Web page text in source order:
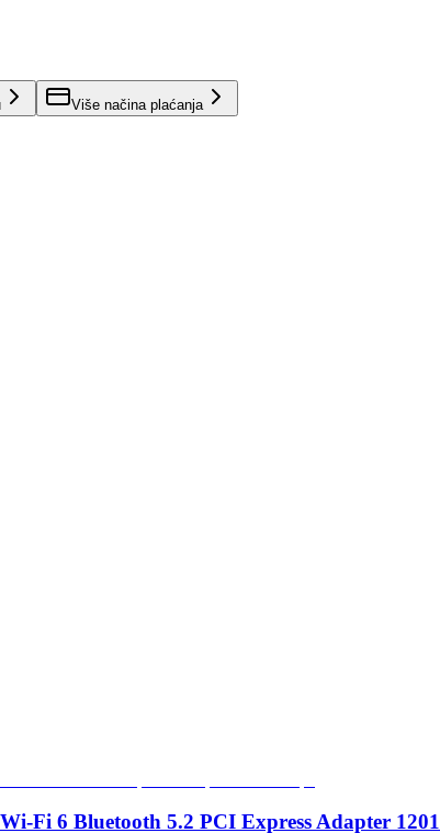
Više načina plaćanja
Fi 6 Bluetooth 5.2 PCI Express Adapter